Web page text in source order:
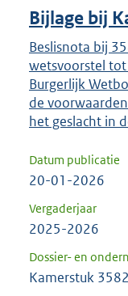
Bijlage bij
Beslisnota bij
wetsvoorstel
Burgerlijk
de
het geslacht in
Datum publicatie
20-01-2026
Vergaderjaar
2025-2026
Dossier- en
Kamerstuk